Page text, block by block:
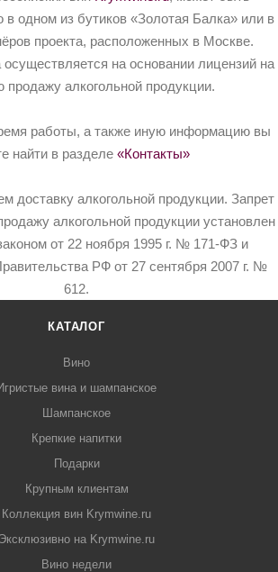
в одном из бутиков «Золотая Балка» или в
проекта, расположенных в Москве.
на основании лицензий на
продажу алкогольной продукции.
работы, а также иную информацию вы
найти в разделе «Контакты»
доставку алкогольной продукции. Запрет
алкогольной продукции установлен
от 22 ноября 1995 г. № 171-ФЗ и
РФ от 27 сентября 2007 г. №
612.
КАТАЛОГ
Вино
вина и шампанское
Шампанское
Крепкие напитки
Подарки
Крупным клиентам
Коллекция вин Krymwine.ru
Эксклюзивно на Krymwine.ru
Вино недели